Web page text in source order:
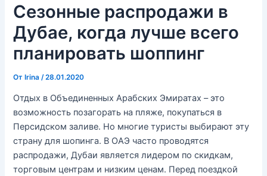
Сезонные распродажи в
Дубае, когда лучше всего
планировать шоппинг
От Irina/28.01.2020
Отдых в Объединенных Арабских Эмиратах – это
возможность позагорать на пляже, покупаться в
Персидском заливе. Но многие туристы выбирают эту
страну для шопинга. В ОАЭ часто проводятся
распродажи, Дубаи является лидером по скидкам,
торговым центрам и низким ценам. Перед поездкой